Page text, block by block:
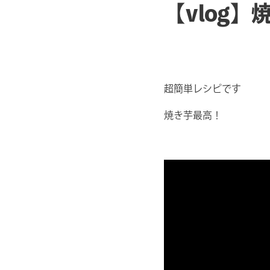
【vlog】
超簡単レシピです
焼き芋最高！